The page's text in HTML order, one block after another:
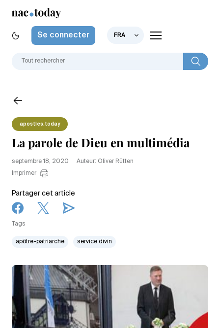
Se connecter FRA
apostles.today
La parole de Dieu en multimédia
septembre 18, 2020
Auteur: Oliver Rütten
Imprimer
Partager cet article
Tags
apôtre-patriarche service divin